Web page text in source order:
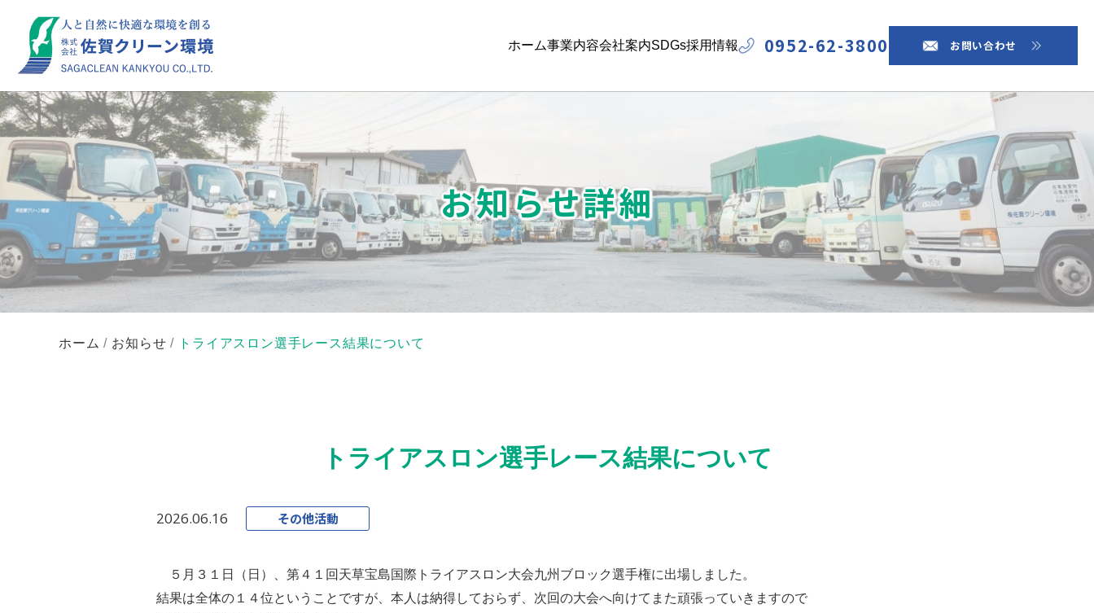
ホーム事業内容会社案内SDGs採用情報 0952-62-3800 お問い合わせ
お知らせ詳細
ホーム / お知らせ / トライアスロン選手レース結果について
トライアスロン選手レース結果について
2026.06.16 その他活動
５月３１日（日）、第４１回天草宝島国際トライアスロン大会九州ブロック選手権に出場しました。
結果は全体の１４位ということですが、本人は納得しておらず、次回の大会へ向けてまた頑張っていきますので